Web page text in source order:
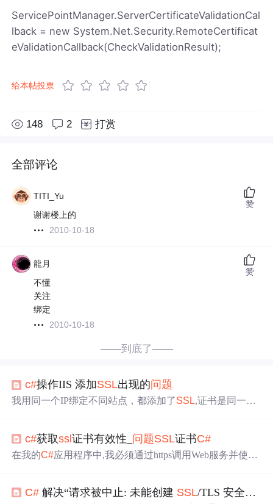
ServicePointManager.ServerCertificateValidationCal
lback = new System.Net.Security.RemoteCertificat
eValidationCallback(CheckValidationResult);
给本帖投票
148 2 打赏
全部评论
TITI_Yu
谢谢楼上的
2010-10-18
赞
龍月
不懂
关注
绑定
2010-10-18
赞
——到底了——
c#操作IIS 添加SSL出现的问题
我用同一个IP绑定不同站点，都添加了SSL,证书是同一
s ":443:mysite.com" 可以添加IIS； 但我用c#写的程序在本
地执行时，报错： CScript 错误: 加载脚本“c:Inetp
c#获取ssl证书有效性_ 问题SSL证书C#
在我的C#应用​​程序中,我必须通过https调用Web服务并使用
文章,认为它可能会帮助像我这样的人.解决方案以下代码必
C# 解决“请求被中止: 未能创建 SSL/TLS 安全通道”的